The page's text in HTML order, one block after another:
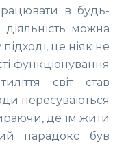
в будь-
діяльність можна
це ніяк не
функціонування
світ став
пересуваються
де їм жити
парадокс був